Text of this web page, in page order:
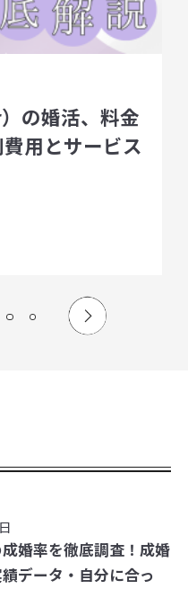
の婚活、料金
用とサービス
婚率を徹底調査！成婚
データ・自分に合っ